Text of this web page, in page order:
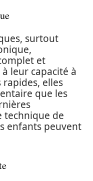
surtout
et
leur capacité à
elles
que les
technique de
enfants peuvent